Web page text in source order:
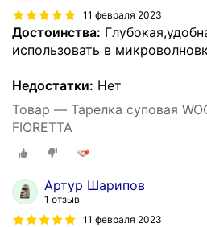
11 февраля 2023
Достоинства:
использовать в
Недостатки: Нет
Товар — Тарелка суповая
FIORETTA
Артур Шарипов
1 отзыв
11 февраля 2023